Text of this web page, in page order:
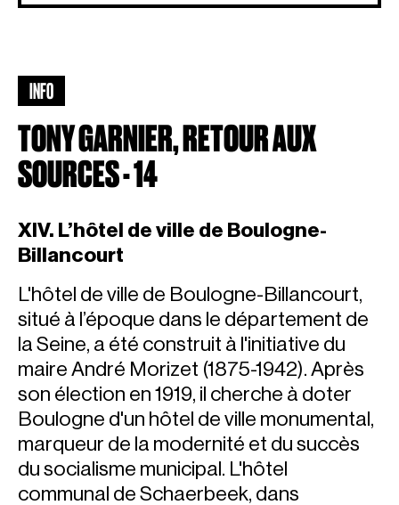
INFO
TONY GARNIER, RETOUR AUX
SOURCES - 14
XIV. L’hôtel de ville de Boulogne-
Billancourt
L'hôtel de ville de Boulogne-Billancourt,
situé à l’époque dans le département de
la Seine, a été construit à l'initiative du
maire André Morizet (1875-1942). Après
son élection en 1919, il cherche à doter
Boulogne d'un hôtel de ville monumental,
marqueur de la modernité et du succès
du socialisme municipal. L'hôtel
communal de Schaerbeek, dans